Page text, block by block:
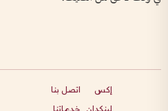
إكس
لينكدإن
اتصل بنا
خدماتنا